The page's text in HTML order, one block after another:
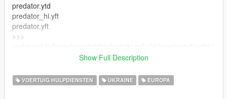
predator.ytd
predator_hi.yft
predator.yft
>>>
===========
Show Full Description
VOERTUIG HULPDIENSTEN UKRAINE EUROPA